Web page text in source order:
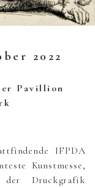
2022
Pavillion
IFPDA
Kunstmesse,
Druckgrafik